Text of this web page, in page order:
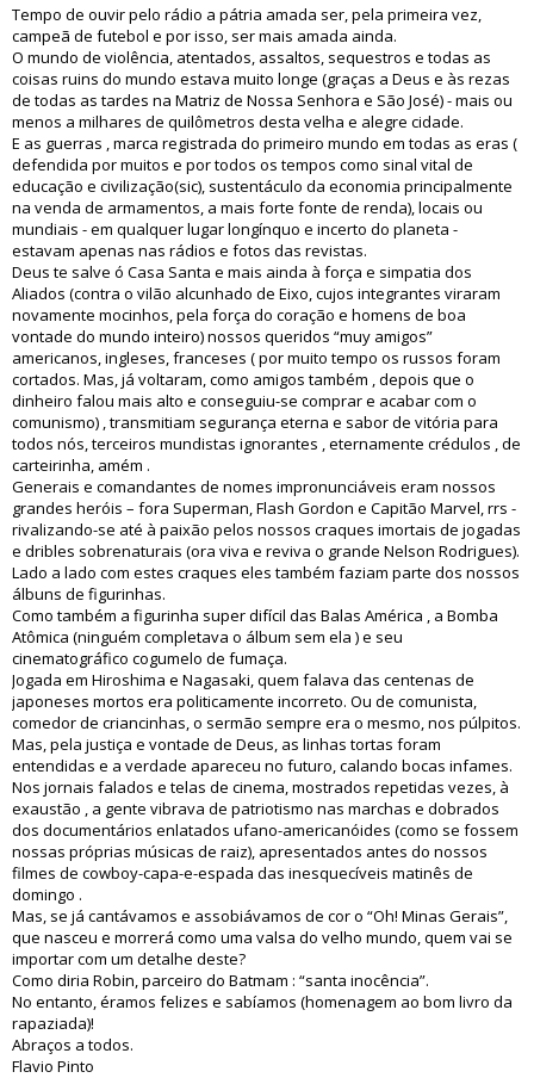
Tempo de ouvir pelo rádio a pátria amada ser, pela primeira vez,
campeã de futebol e por isso, ser mais amada ainda.
O mundo de violência, atentados, assaltos, sequestros e todas as
coisas ruins do mundo estava muito longe (graças a Deus e às rezas
de todas as tardes na Matriz de Nossa Senhora e São José) - mais ou
menos a milhares de quilômetros desta velha e alegre cidade.
E as guerras , marca registrada do primeiro mundo em todas as eras (
defendida por muitos e por todos os tempos como sinal vital de
educação e civilização(sic), sustentáculo da economia principalmente
na venda de armamentos, a mais forte fonte de renda), locais ou
mundiais - em qualquer lugar longínquo e incerto do planeta -
estavam apenas nas rádios e fotos das revistas.
Deus te salve ó Casa Santa e mais ainda à força e simpatia dos
Aliados (contra o vilão alcunhado de Eixo, cujos integrantes viraram
novamente mocinhos, pela força do coração e homens de boa
vontade do mundo inteiro) nossos queridos “muy amigos”
americanos, ingleses, franceses ( por muito tempo os russos foram
cortados. Mas, já voltaram, como amigos também , depois que o
dinheiro falou mais alto e conseguiu-se comprar e acabar com o
comunismo) , transmitiam segurança eterna e sabor de vitória para
todos nós, terceiros mundistas ignorantes , eternamente crédulos , de
carteirinha, amém .
Generais e comandantes de nomes impronunciáveis eram nossos
grandes heróis – fora Superman, Flash Gordon e Capitão Marvel, rrs -
rivalizando-se até à paixão pelos nossos craques imortais de jogadas
e dribles sobrenaturais (ora viva e reviva o grande Nelson Rodrigues).
Lado a lado com estes craques eles também faziam parte dos nossos
álbuns de figurinhas.
Como também a figurinha super difícil das Balas América , a Bomba
Atômica (ninguém completava o álbum sem ela ) e seu
cinematográfico cogumelo de fumaça.
Jogada em Hiroshima e Nagasaki, quem falava das centenas de
japoneses mortos era politicamente incorreto. Ou de comunista,
comedor de criancinhas, o sermão sempre era o mesmo, nos púlpitos.
Mas, pela justiça e vontade de Deus, as linhas tortas foram
entendidas e a verdade apareceu no futuro, calando bocas infames.
Nos jornais falados e telas de cinema, mostrados repetidas vezes, à
exaustão , a gente vibrava de patriotismo nas marchas e dobrados
dos documentários enlatados ufano-americanóides (como se fossem
nossas próprias músicas de raiz), apresentados antes do nossos
filmes de cowboy-capa-e-espada das inesquecíveis matinês de
domingo .
Mas, se já cantávamos e assobiávamos de cor o “Oh! Minas Gerais”,
que nasceu e morrerá como uma valsa do velho mundo, quem vai se
importar com um detalhe deste?
Como diria Robin, parceiro do Batmam : “santa inocência”.
No entanto, éramos felizes e sabíamos (homenagem ao bom livro da
rapaziada)!
Abraços a todos.
Flavio Pinto